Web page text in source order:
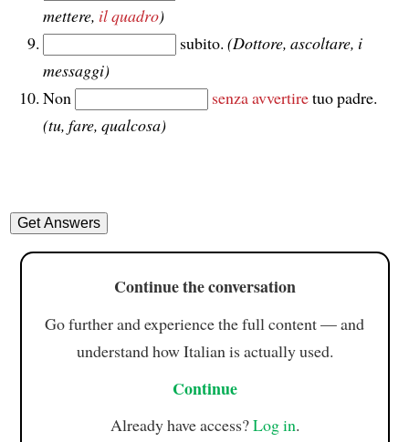
mettere, il quadro)
subito. (Dottore, ascoltare, i
messaggi)
Non
senza avvertiretuo padre.
(tu, fare, qualcosa)
Continue the conversation
Go further and experience the full content — and
understand how Italian is actually used.
Continue
Already have access?Log in.